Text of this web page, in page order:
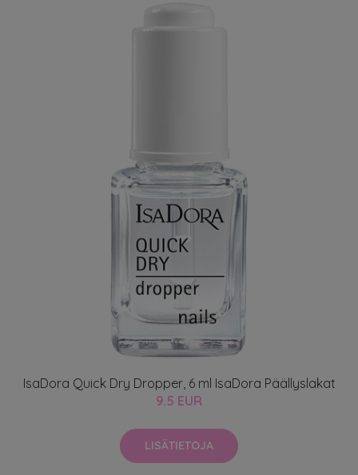
IsaDora Quick Dry Dropper, 6 ml IsaDora Päällyslakat
9.5 EUR
LISÄTIETOJA